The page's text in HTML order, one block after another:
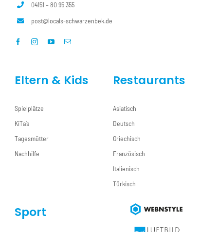
04151 – 80 95 355
post@locals-schwarzenbek.de
Eltern & Kids
Spielplätze
KiTa’s
Tagesmütter
Nachhilfe
Restaurants
Asiatisch
Deutsch
Griechisch
Französisch
Italienisch
Türkisch
Sport